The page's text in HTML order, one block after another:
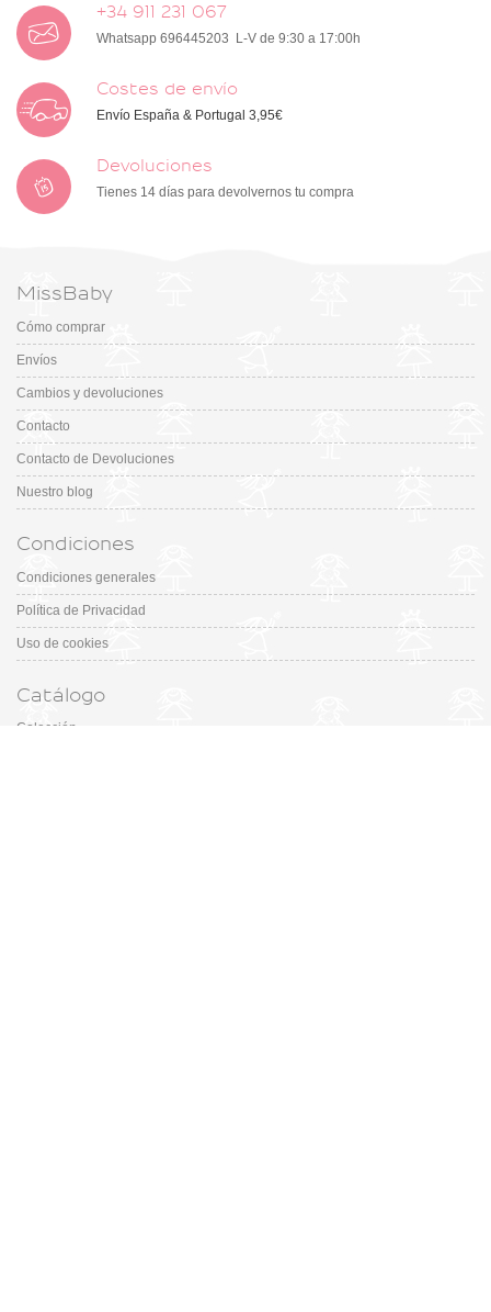
+34 911 231 067
Whatsapp 696445203 L-V de 9:30 a 17:00h
Costes de envío
Envío España & Portugal 3,95€
Devoluciones
Tienes 14 días para devolvernos tu compra
MissBaby
Cómo comprar
Envíos
Cambios y devoluciones
Contacto
Contacto de Devoluciones
Nuestro blog
Condiciones
Condiciones generales
Política de Privacidad
Uso de cookies
Catálogo
Colección